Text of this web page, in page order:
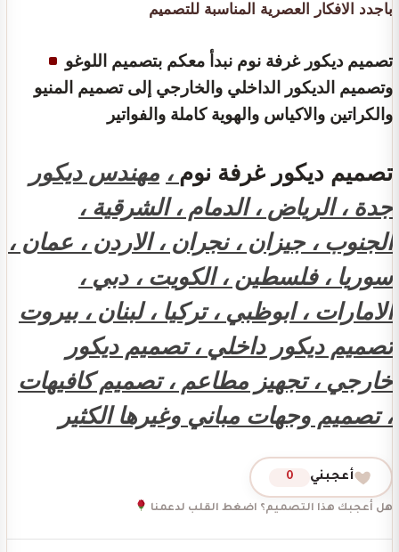
باجدد الافكار العصرية المناسبة للتصميم
تصميم ديكور غرفة نوم نبدأ معكم بتصميم اللوغو
وتصميم الديكور الداخلي والخارجي إلى تصميم المنيو
والكراتين والاكياس والهوية كاملة والفواتير
تصميم ديكور غرفة نوم ، مهندس ديكور
جدة ، الرياض ، الدمام ، الشرقية ،
الجنوب ، جيزان ، نجران ، الاردن ، عمان ،
سوريا ، فلسطين ، الكويت ، دبي ،
الامارات ، ابوظبي ، تركيا ، لبنان ، بيروت
تصميم ديكور داخلي ، تصميم ديكور
خارجي ، تجهيز مطاعم ، تصميم كافيهات
، تصميم وجهات مباني وغيرها الكثير
أعجبني 0
هل أعجبك هذا التصميم؟ اضغط القلب لدعمنا